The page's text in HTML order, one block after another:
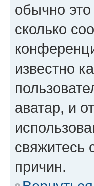
обычно
сколько
известно
аватар, и
свяжитесь
причин.